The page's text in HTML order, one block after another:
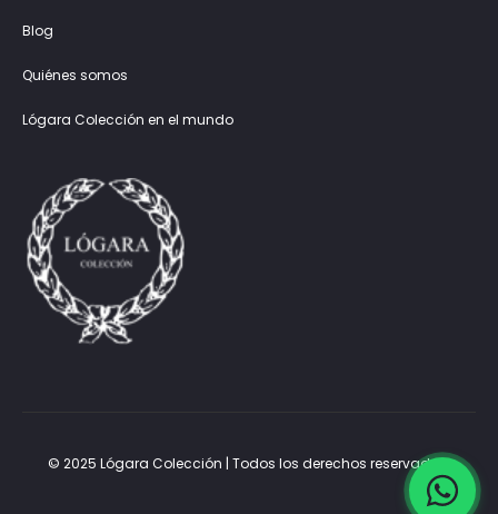
Blog
Quiénes somos
Lógara Colección en el mundo
© 2025 Lógara Colección | Todos los derechos reservados.